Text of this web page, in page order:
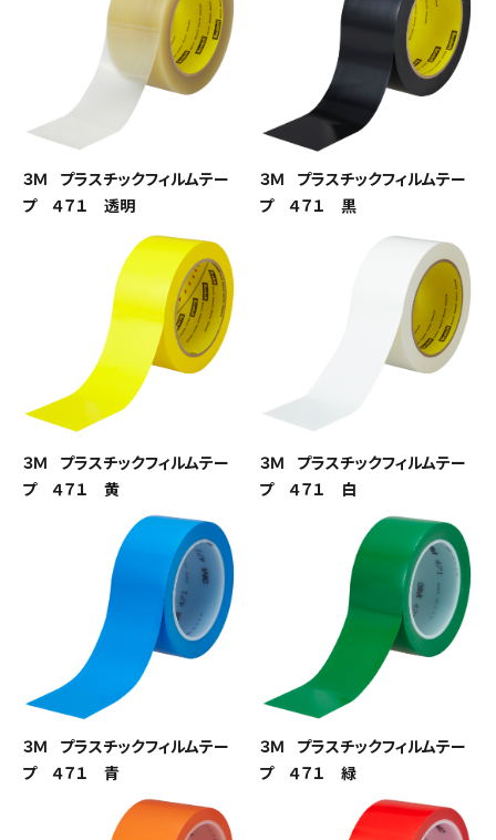
３Ｍ プラスチックフィルムテー
プ ４７１ 透明
３Ｍ プラスチックフィルムテー
プ ４７１ 黒
３Ｍ プラスチックフィルムテー
プ ４７１ 黄
３Ｍ プラスチックフィルムテー
プ ４７１ 白
３Ｍ プラスチックフィルムテー
プ ４７１ 青
３Ｍ プラスチックフィルムテー
プ ４７１ 緑